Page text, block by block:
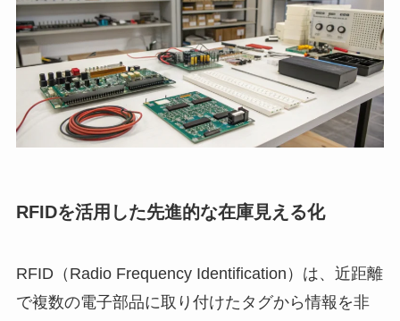
RFIDを活用した先進的な在庫見える化
RFID（Radio Frequency Identification）は、近距離
で複数の電子部品に取り付けたタグから情報を非